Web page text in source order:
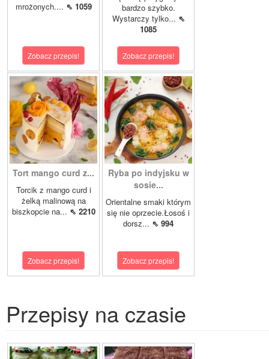
mrożonych.... ⇖ 1059
Zobacz przepis!
bardzo szybko.
Wystarczy tylko... ⇖
1085
Zobacz przepis!
Tort mango curd z...
Torcik z mango curd i
żelką malinową na
biszkopcie na... ⇖ 2210
Zobacz przepis!
Ryba po indyjsku w
sosie...
Orientalne smaki którym
się nie oprzecie.Łosoś i
dorsz... ⇖ 994
Zobacz przepis!
Przepisy na czasie